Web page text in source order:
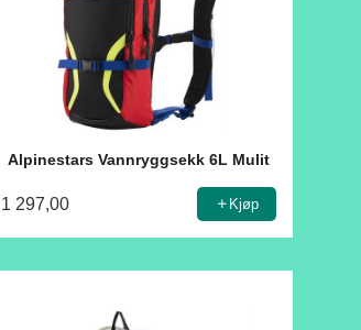
Alpinestars Vannryggsekk 6L Mulit
1 297,00 Kjøp